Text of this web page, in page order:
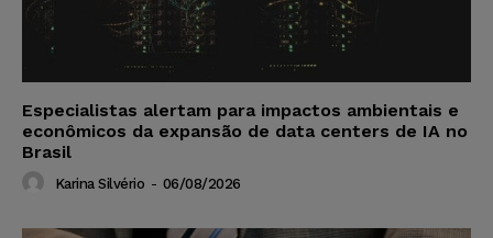
Especialistas alertam para impactos ambientais e
econômicos da expansão de data centers de IA no
Brasil
Karina Silvério - 06/08/2026